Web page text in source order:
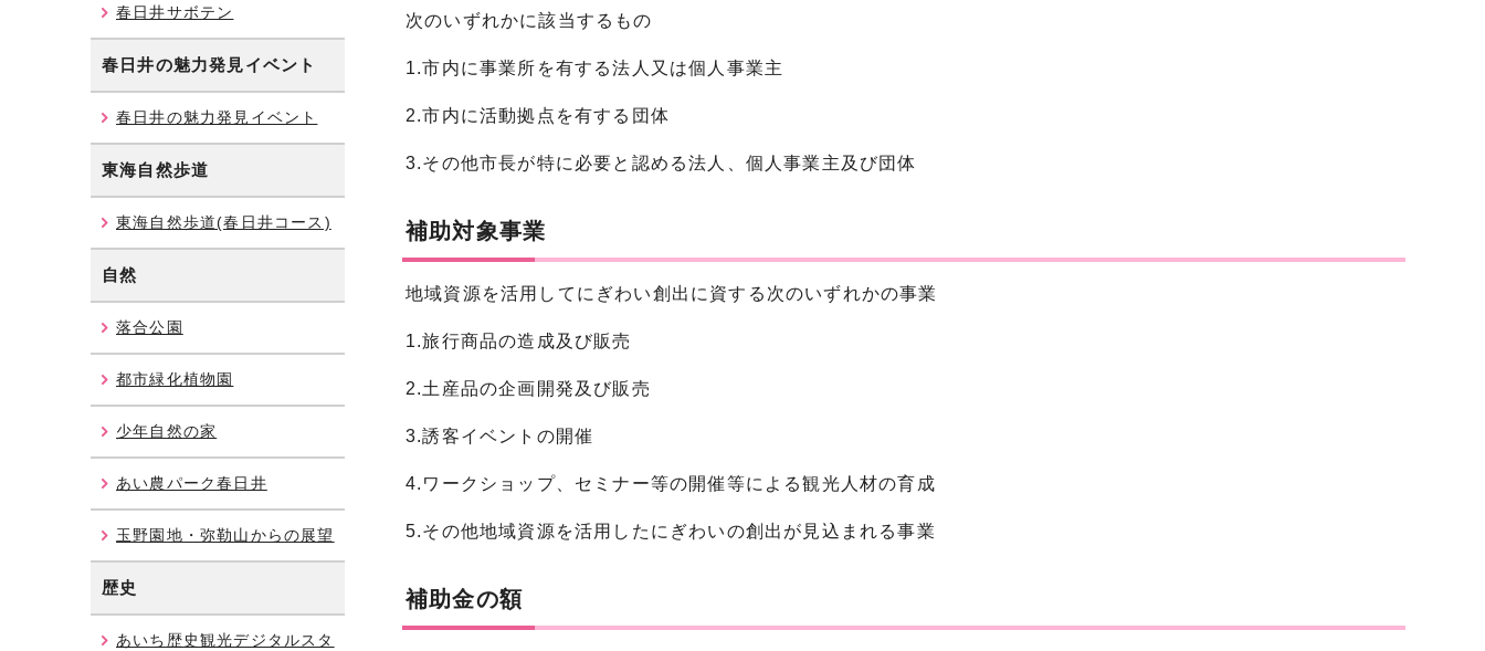
次のいずれかに該当するもの
1.市内に事業所を有する法人又は個人事業主
2.市内に活動拠点を有する団体
3.その他市長が特に必要と認める法人、個人事業主及び団体
補助対象事業
地域資源を活用してにぎわい創出に資する次のいずれかの事業
1.旅行商品の造成及び販売
2.土産品の企画開発及び販売
3.誘客イベントの開催
4.ワークショップ、セミナー等の開催等による観光人材の育成
5.その他地域資源を活用したにぎわいの創出が見込まれる事業
補助金の額
春日井サボテン
春日井の魅力発見イベント
春日井の魅力発見イベント
東海自然歩道
東海自然歩道(春日井コース)
自然
落合公園
都市緑化植物園
少年自然の家
あい農パーク春日井
玉野園地・弥勒山からの展望
歴史
あいち歴史観光デジタルスタ